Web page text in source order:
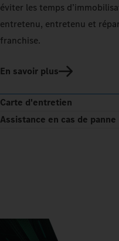
éviter les temps
entretenu, entretenu et
franchise.
En savoir plus
Carte d'entretien
Assistance en cas de panne